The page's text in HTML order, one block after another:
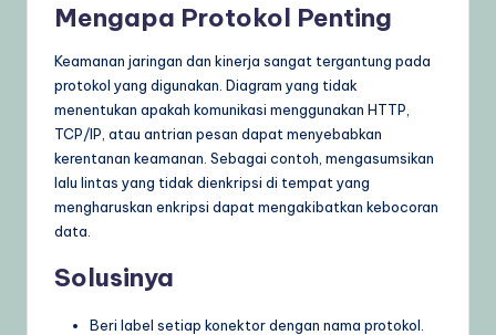
Mengapa Protokol Penting
Keamanan jaringan dan kinerja sangat tergantung pada
protokol yang digunakan. Diagram yang tidak
menentukan apakah komunikasi menggunakan HTTP,
TCP/IP, atau antrian pesan dapat menyebabkan
kerentanan keamanan. Sebagai contoh, mengasumsikan
lalu lintas yang tidak dienkripsi di tempat yang
mengharuskan enkripsi dapat mengakibatkan kebocoran
data.
Solusinya
Beri label setiap konektor dengan nama protokol.